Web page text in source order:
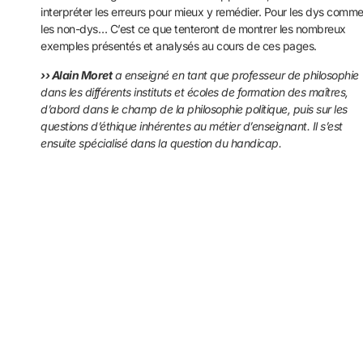
interpréter les erreurs pour mieux y remédier. Pour les dys comme
les non-dys… C’est ce que tenteront de montrer les nombreux
exemples présentés et analysés au cours de ces pages.
›› Alain Moreta enseigné en tant que professeur de philosophie
dans les différents instituts et écoles de formation des maîtres,
d’abord dans le champ de la philosophie politique, puis sur les
questions d’éthique inhérentes au métier d’enseignant. Il s’est
ensuite spécialisé dans la question du handicap.